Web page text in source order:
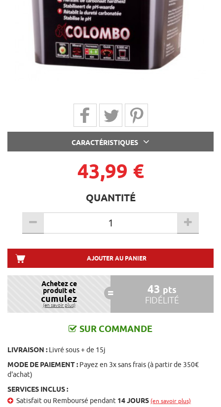
Partager sur Facebook
Partager sur Twitter
Partager sur Pinterest
CARACTÉRISTIQUES
43,99 €
QUANTITÉ
AJOUTER AU PANIER
Achetez ce
produit et
cumulez
(en savoir plus)
43 pts
FIDÉLITÉ
SUR COMMANDE
LIVRAISON : Livré sous + de 15j
MODE DE PAIEMENT : Payez en 3x sans frais (à partir de 350€
d'achat)
SERVICES INCLUS :
Satisfait ou Remboursé pendant 14 JOURS (en savoir plus)